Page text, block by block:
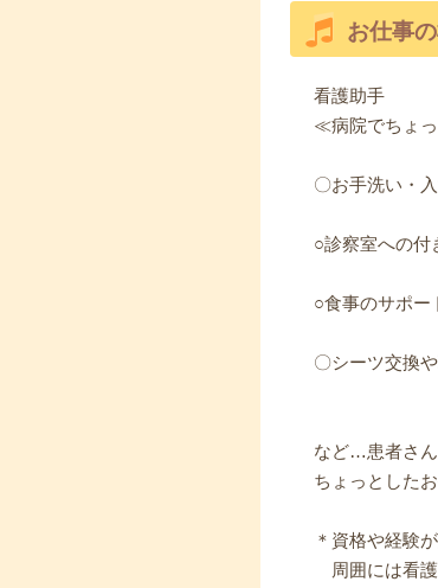
お仕事
看護助手
≪病院でちょ
〇お手洗い・
○診察室への付
○食事のサポー
〇シーツ交換
など…患者さん
ちょっとした
＊資格や経験
周囲には看護